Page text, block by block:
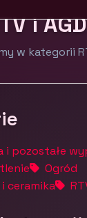
i AGD
w kategorii
i pozostałe
Ogród
i ceramika